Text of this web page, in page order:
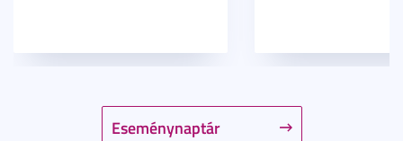
Eseménynaptár